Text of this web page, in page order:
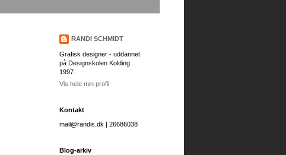
RANDI SCHMIDT
Grafisk designer - uddannet
på Designskolen Kolding
1997.
Vis hele min profil
Kontakt
mail@randis.dk | 26686038
Blog-arkiv